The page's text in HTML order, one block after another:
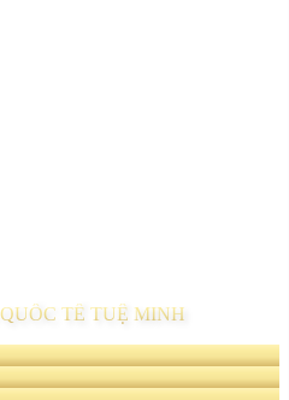
TẾ TUỆ MINH